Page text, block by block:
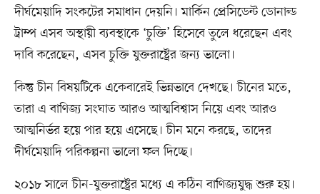
দীর্ঘমেয়াদি সংকটের সমাধান দেয়নি। মার্কিন প্রেসিডেন্ট ডোনাল্ড
ট্রাম্প এসব অস্থায়ী ব্যবস্থাকে ‘চুক্তি’ হিসেবে তুলে ধরেছেন এবং
দাবি করেছেন, এসব চুক্তি যুক্তরাষ্ট্রের জন্য ভালো।
কিন্তু চীন বিষয়টিকে একেবারেই ভিন্নভাবে দেখছে। চীনের মতে,
তারা এ বাণিজ্য সংঘাত আরও আত্মবিশ্বাস নিয়ে এবং আরও
আত্মনির্ভর হয়ে পার হয়ে এসেছে। চীন মনে করছে, তাদের
দীর্ঘমেয়াদি পরিকল্পনা ভালো ফল দিচ্ছে।
২০১৮ সালে চীন-যুক্তরাষ্ট্রের মধ্যে এ কঠিন বাণিজ্যযুদ্ধ শুরু হয়।